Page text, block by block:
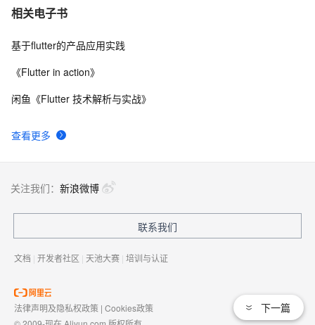
7 Flutter通过BasicMessageChannel与Android iOS 的双向
8 Flutter 组件（二）文本 与 输入框组件
叠主屏 | 折叠副屏 | 静态展示 | 动态热切换适配 | 拉伸布
相关电子书
查看更多
基于flutter的产品应用实践
《Flutter in action》
闲鱼《Flutter 技术解析与实战》
下一篇
关注我们： 新浪微博
联系我们
文档 | 开发者社区 | 天池大赛 | 培训与认证
法律声明及隐私权政策 | Cookies政策